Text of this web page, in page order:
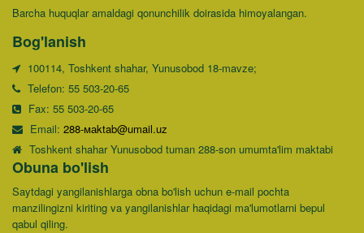
Barcha huquqlar amaldagi qonunchilik doirasida himoyalangan.
Bog'lanish
100114, Toshkent shahar, Yunusobod 18-mavze;
Telefon: 55 503-20-65
Fax: 55 503-20-65
Email:288-маktab@umail.uz
Toshkent shahar Yunusobod tuman 288-son umumta'lim maktabi
Obuna bo'lish
Saytdagi yangilanishlarga obna bo'lish uchun e-mail pochta
manzilingizni kiriting va yangilanishlar haqidagi ma'lumotlarni bepul
qabul qiling.